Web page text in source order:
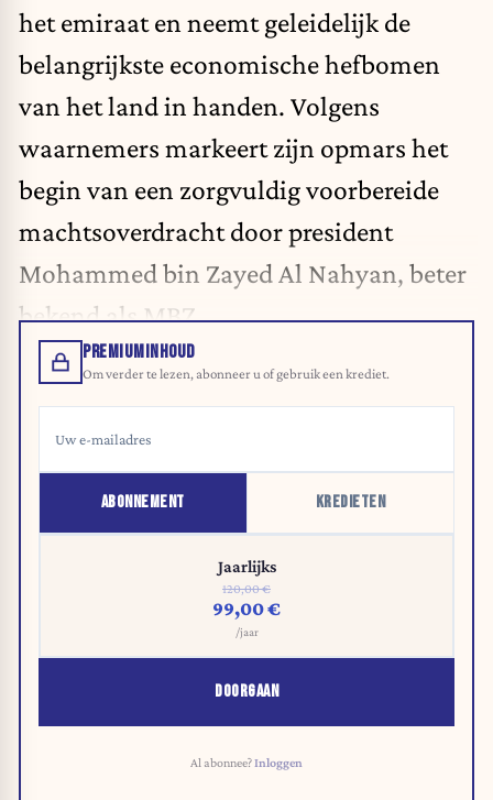
het emiraat en neemt geleidelijk de
belangrijkste economische hefbomen
van het land in handen. Volgens
waarnemers markeert zijn opmars het
begin van een zorgvuldig voorbereide
machtsoverdracht door president
Mohammed bin Zayed Al Nahyan, beter
bekend als MBZ.
PREMIUMINHOUD
Om verder te lezen, abonneer u of gebruik een krediet.
ABONNEMENT KREDIETEN
Jaarlijks
120,00 €
99,00 €
/jaar
DOORGAAN
Al abonnee?Inloggen